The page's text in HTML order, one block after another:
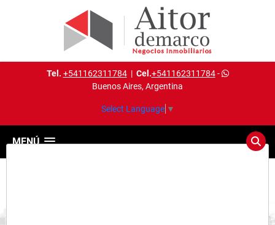
Tel. +541162311784| Cel.+541162311784-
Buenos Aires, Argentina
Select Language ▼
MENÚ